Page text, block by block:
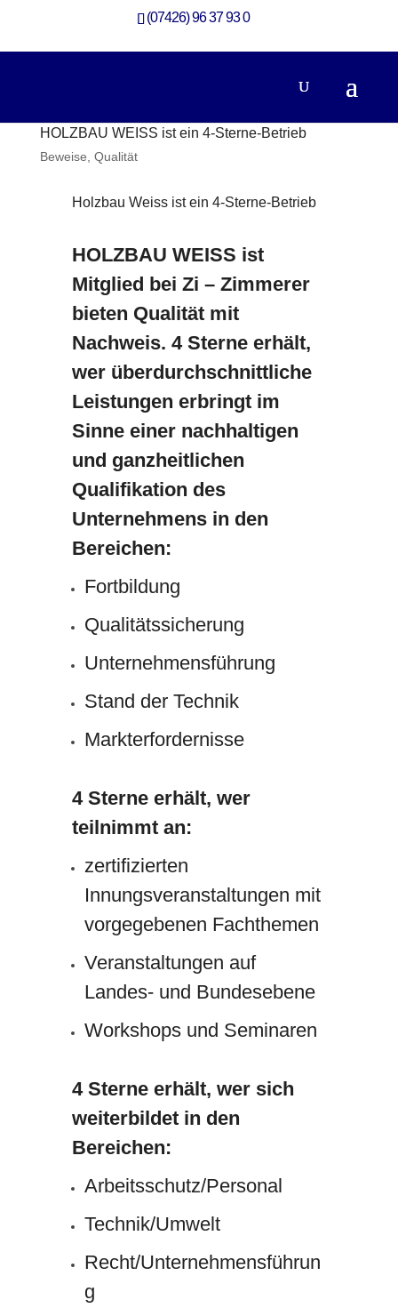
(07426) 96 37 93 0
HOLZBAU WEISS ist ein 4-Sterne-Betrieb
Beweise Qualität
Holzbau Weiss ist ein 4-Sterne-Betrieb
HOLZBAU WEISS ist
Mitglied bei Zi – Zimmerer
bieten Qualität mit
Nachweis. 4 Sterne erhält,
wer überdurchschnittliche
Leistungen erbringt im
Sinne einer nachhaltigen
und ganzheitlichen
Qualifikation des
Unternehmens in den
Bereichen:
Fortbildung
Qualitätssicherung
Unternehmensführung
Stand der Technik
Markterfordernisse
4 Sterne erhält, wer
teilnimmt an:
zertifizierten
Innungsveranstaltungen mit
vorgegebenen Fachthemen
Veranstaltungen auf
Landes- und Bundesebene
Workshops und Seminaren
4 Sterne erhält, wer sich
weiterbildet in den
Bereichen:
Arbeitsschutz/Personal
Technik/Umwelt
Recht/Unternehmensführun
g